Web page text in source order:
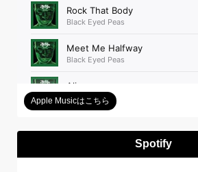
Apple Musicはこちら
Spotify